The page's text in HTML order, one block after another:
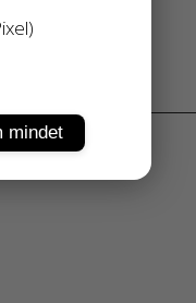
mindet